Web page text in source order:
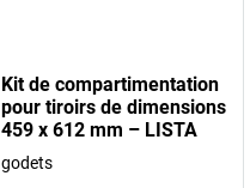
Kit de compartimentation
pour tiroirs de dimensions
459 x 612 mm – LISTA
godets